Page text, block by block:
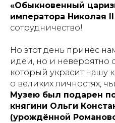
«Обыкновенный
императора Николая II
сотрудничество!
Но этот день принёс
идеи, но и
который украсит нашу
о великих личностях,
Музею был подарен
княгини Ольги
(урождённой